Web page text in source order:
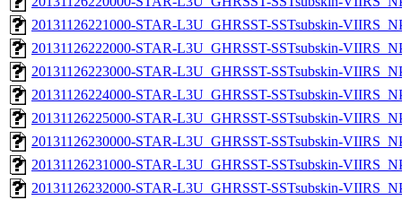
20131126221000-STAR-L3U_GHRSST-SSTsubskin-
20131126222000-STAR-L3U_GHRSST-SSTsubskin-
20131126223000-STAR-L3U_GHRSST-SSTsubskin-
20131126224000-STAR-L3U_GHRSST-SSTsubskin-
20131126225000-STAR-L3U_GHRSST-SSTsubskin-
20131126230000-STAR-L3U_GHRSST-SSTsubskin-
20131126231000-STAR-L3U_GHRSST-SSTsubskin-
20131126232000-STAR-L3U_GHRSST-SSTsubskin-